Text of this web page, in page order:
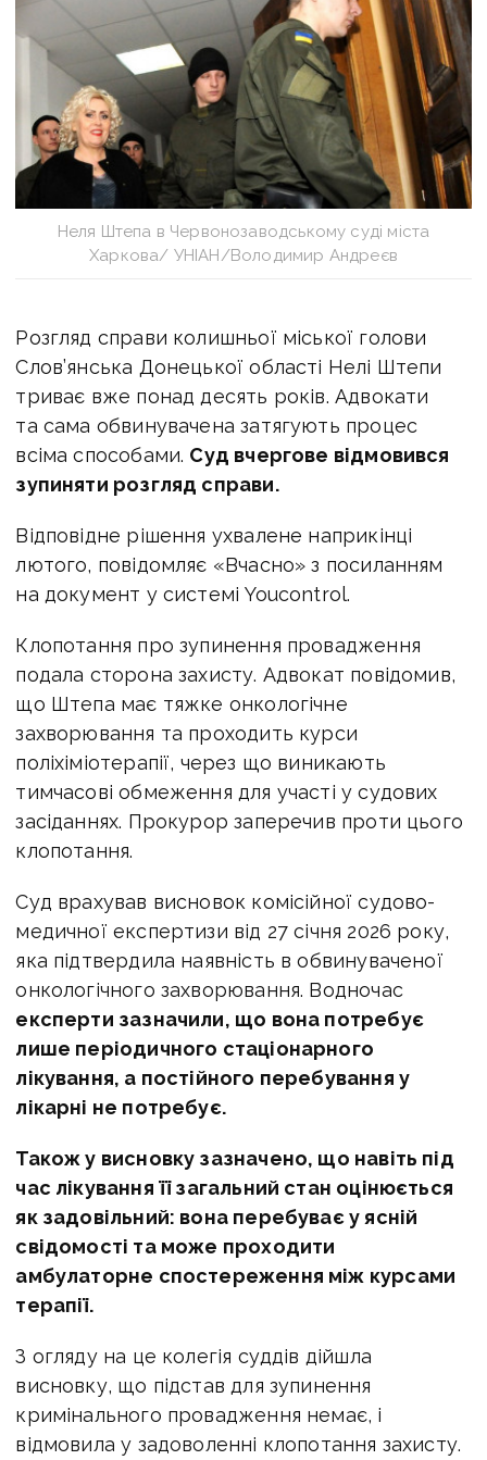
Неля Штепа в Червонозаводському суді міста
Харкова/ УНІАН/Володимир Андреєв
Розгляд справи колишньої міської голови
Слов’янська Донецької області Нелі Штепи
триває вже понад десять років. Адвокати
та сама обвинувачена затягують процес
всіма способами. Суд вчергове відмовився
зупиняти розгляд справи.
Відповідне рішення ухвалене наприкінці
лютого, повідомляє «Вчасно» з посиланням
на документ у системі Youcontrol.
Клопотання про зупинення провадження
подала сторона захисту. Адвокат повідомив,
що Штепа має тяжке онкологічне
захворювання та проходить курси
поліхіміотерапії, через що виникають
тимчасові обмеження для участі у судових
засіданнях. Прокурор заперечив проти цього
клопотання.
Суд врахував висновок комісійної судово-
медичної експертизи від 27 січня 2026 року,
яка підтвердила наявність в обвинуваченої
онкологічного захворювання. Водночас
експерти зазначили, що вона потребує
лише періодичного стаціонарного
лікування, а постійного перебування у
лікарні не потребує.
Також у висновку зазначено, що навіть під
час лікування її загальний стан оцінюється
як задовільний: вона перебуває у ясній
свідомості та може проходити
амбулаторне спостереження між курсами
терапії.
З огляду на це колегія суддів дійшла
висновку, що підстав для зупинення
кримінального провадження немає, і
відмовила у задоволенні клопотання захисту.